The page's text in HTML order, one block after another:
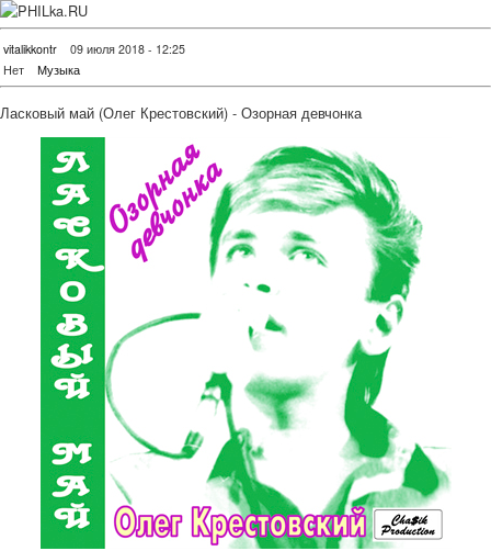
vitalikkontr
09 июля 2018 - 12:25
Нет
Музыка
Ласковый май (Олег Крестовский) - Озорная девчонка